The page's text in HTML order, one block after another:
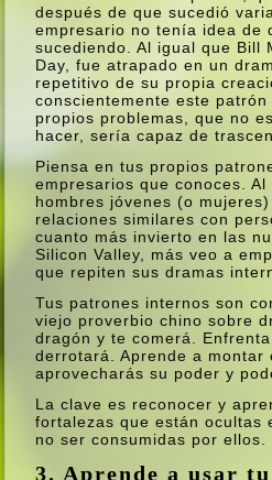
después de que sucedió
empresario no tení­a idea de
sucediendo. Al igual que Bill
Day, fue atrapado en un
repetitivo de su propia
conscientemente este
propios problemas, que no
hacer, serí­a capaz de
Piensa en tus propios
empresarios que conoces.
hombres jóvenes (o
relaciones similares con
cuanto más invierto en las
Silicon Valley, más veo a
que repiten sus dramas
Tus patrones internos son
viejo proverbio chino sobre
dragón y te comerá.
derrotará. Aprende a montar
aprovecharás su poder y
La clave es reconocer y
fortalezas que están ocultas
no ser consumidas por ellos.
3. Aprende a usar